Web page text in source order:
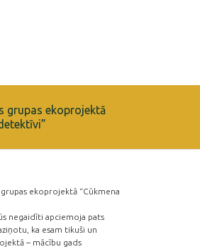
grupas ekoprojektā
negaidīti apciemoja pats
ka esam tikuši un
– mācību gads